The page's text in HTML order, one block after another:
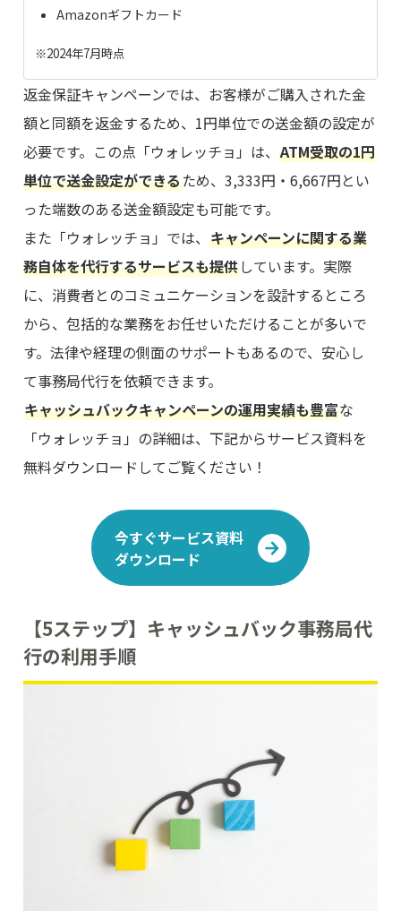
Amazonギフトカード
※2024年7月時点
返金保証キャンペーンでは、お客様がご購入された金
額と同額を返金するため、1円単位での送金額の設定が
必要です。この点「ウォレッチョ」は、ATM受取の1円
単位で送金設定ができるため、3,333円・6,667円とい
った端数のある送金額設定も可能です。
また「ウォレッチョ」では、キャンペーンに関する業
務自体を代行するサービスも提供しています。実際
に、消費者とのコミュニケーションを設計するところ
から、包括的な業務をお任せいただけることが多いで
す。法律や経理の側面のサポートもあるので、安心し
て事務局代行を依頼できます。
キャッシュバックキャンペーンの運用実績も豊富な
「ウォレッチョ」の詳細は、下記からサービス資料を
無料ダウンロードしてご覧ください！
今すぐサービス資料
ダウンロード
【5ステップ】キャッシュバック事務局代
行の利用手順